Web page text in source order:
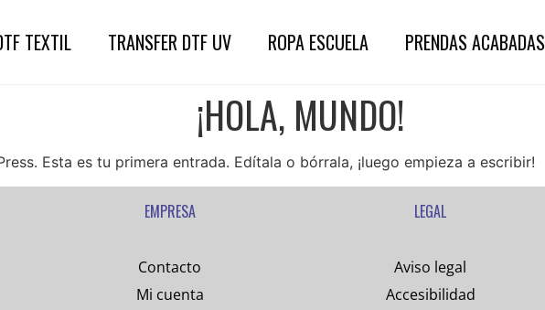
TEXTIL TRANSFER DTF UV ROPA ESCUELA PRENDAS ACABADAS
¡HOLA, MUNDO!
Esta es tu primera entrada. Edítala o bórrala, ¡luego empieza a escribir!
EMPRESA
Contacto
Mi cuenta
LEGAL
Aviso legal
Accesibilidad